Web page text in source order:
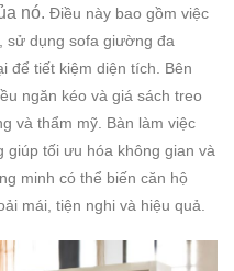
nó. Điều này bao gồm việc
sử dụng sofa giường đa
để tiết kiệm diện tích. Bên
ngăn kéo và giá sách treo
và thẩm mỹ. Bàn làm việc
giúp tối ưu hóa không gian và
minh có thể biến căn hộ
mái, tiện nghi và hiệu quả.